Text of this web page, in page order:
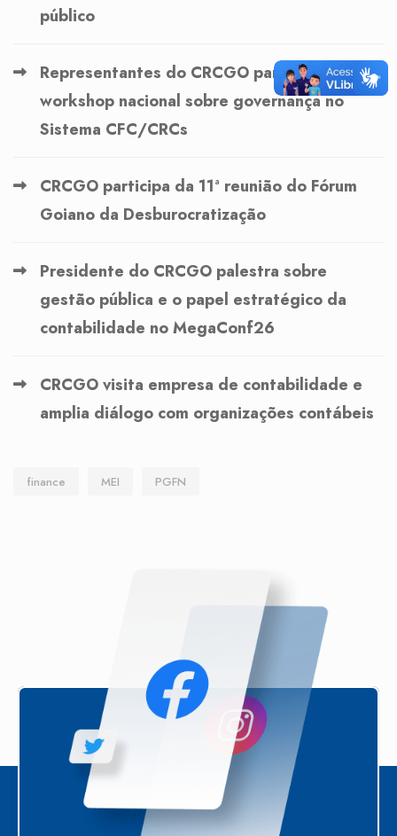
público
Representantes do CRCGO participam de
workshop nacional sobre governança no
Sistema CFC/CRCs
CRCGO participa da 11ª reunião do Fórum
Goiano da Desburocratização
Presidente do CRCGO palestra sobre
gestão pública e o papel estratégico da
contabilidade no MegaConf26
CRCGO visita empresa de contabilidade e
amplia diálogo com organizações contábeis
finance MEI PGFN